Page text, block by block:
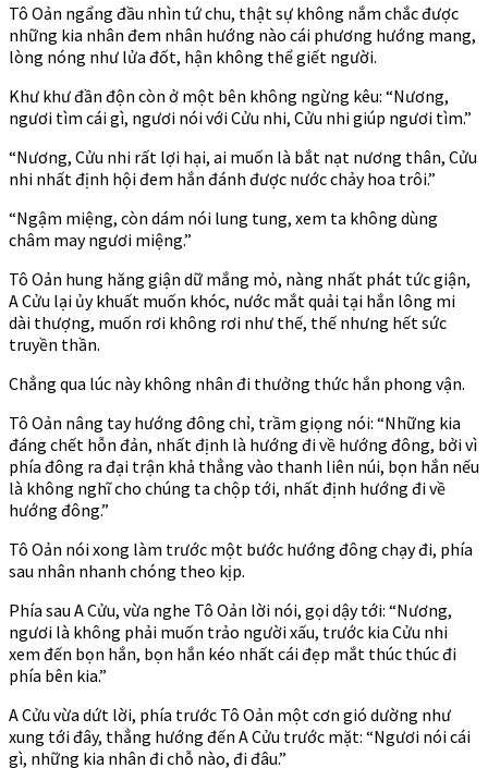
Tô Oản ngẩng đầu nhìn tứ chu, thật sự không nắm chắc được
những kia nhân đem nhân hướng nào cái phương hướng mang,
lòng nóng như lửa đốt, hận không thể giết người.
Khư khư đần độn còn ở một bên không ngừng kêu: “Nương,
ngươi tìm cái gì, ngươi nói với Cửu nhi, Cửu nhi giúp ngươi tìm.”
“Nương, Cửu nhi rất lợi hại, ai muốn là bắt nạt nương thân, Cửu
nhi nhất định hội đem hắn đánh được nước chảy hoa trôi.”
“Ngậm miệng, còn dám nói lung tung, xem ta không dùng
châm may ngươi miệng.”
Tô Oản hung hăng giận dữ mắng mỏ, nàng nhất phát tức giận,
A Cửu lại ủy khuất muốn khóc, nước mắt quải tại hắn lông mi
dài thượng, muốn rơi không rơi như thế, thế nhưng hết sức
truyền thần.
Chẳng qua lúc này không nhân đi thưởng thức hắn phong vận.
Tô Oản nâng tay hướng đông chỉ, trầm giọng nói: “Những kia
đáng chết hỗn đản, nhất định là hướng đi về hướng đông, bởi vì
phía đông ra đại trận khả thẳng vào thanh liên núi, bọn hắn nếu
là không nghĩ cho chúng ta chộp tới, nhất định hướng đi về
hướng đông.”
Tô Oản nói xong làm trước một bước hướng đông chạy đi, phía
sau nhân nhanh chóng theo kịp.
Phía sau A Cửu, vừa nghe Tô Oản lời nói, gọi dậy tới: “Nương,
ngươi là không phải muốn trảo người xấu, trước kia Cửu nhi
xem đến bọn hắn, bọn hắn kéo nhất cái đẹp mắt thúc thúc đi
phía bên kia.”
A Cửu vừa dứt lời, phía trước Tô Oản một cơn gió dường như
xung tới đây, thẳng hướng đến A Cửu trước mặt: “Ngươi nói cái
gì, những kia nhân đi chỗ nào, đi đâu.”